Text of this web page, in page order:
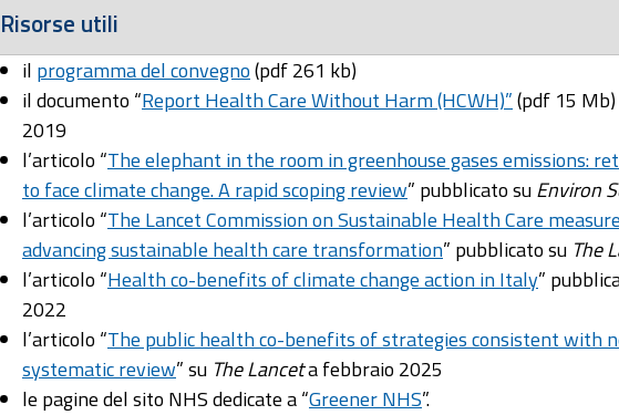
Risorse utili
il programma del convegno(pdf 261 kb)
il documento “Report Health Care Without Harm (HCWH)”(pdf 15
2019
l’articolo “The elephant in the room in greenhouse gases emissions:
to face climate change. A rapid scoping review” pubblicato suEnviron
l’articolo “The Lancet Commission on Sustainable Health Care
advancing sustainable health care transformation” pubblicato su The
l’articolo “Health co-benefits of climate change action in Italy”
2022
l’articolo “The public health co-benefits of strategies consistent with
systematic review” su The Lanceta febbraio 2025
le pagine del sito NHS dedicate a “Greener NHS”.